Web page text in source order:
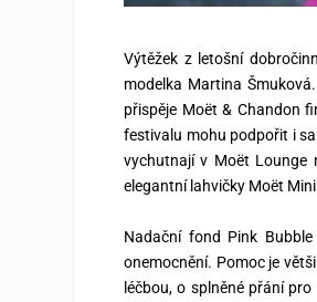
Výtěžek z letošní
modelka Martina
přispěje Moët & Chandon
festivalu mohu podpořit i
vychutnají v Moët Lounge
elegantní lahvičky Moët
Nadační fond Pink
onemocnění. Pomoc je
léčbou, o splněné přání